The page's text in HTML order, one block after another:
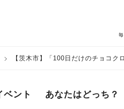
【茨木市】「100日だけのチョコ
ベント あなたはどっち？